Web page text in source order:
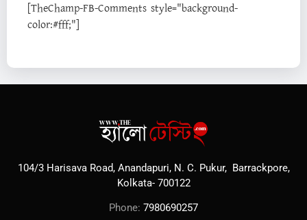
[TheChamp-FB-Comments style="background-
color:#fff;"]
104/3 Harisava Road, Anandapuri, N. C. Pukur, Barrackpore,
Kolkata- 700122
Phone: 7980690257